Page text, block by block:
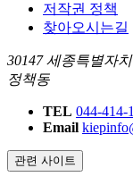
저작권 정책
찾아오시는길
30147 세종특별자
정책동
TEL 044-414-
Email
관련 사이트